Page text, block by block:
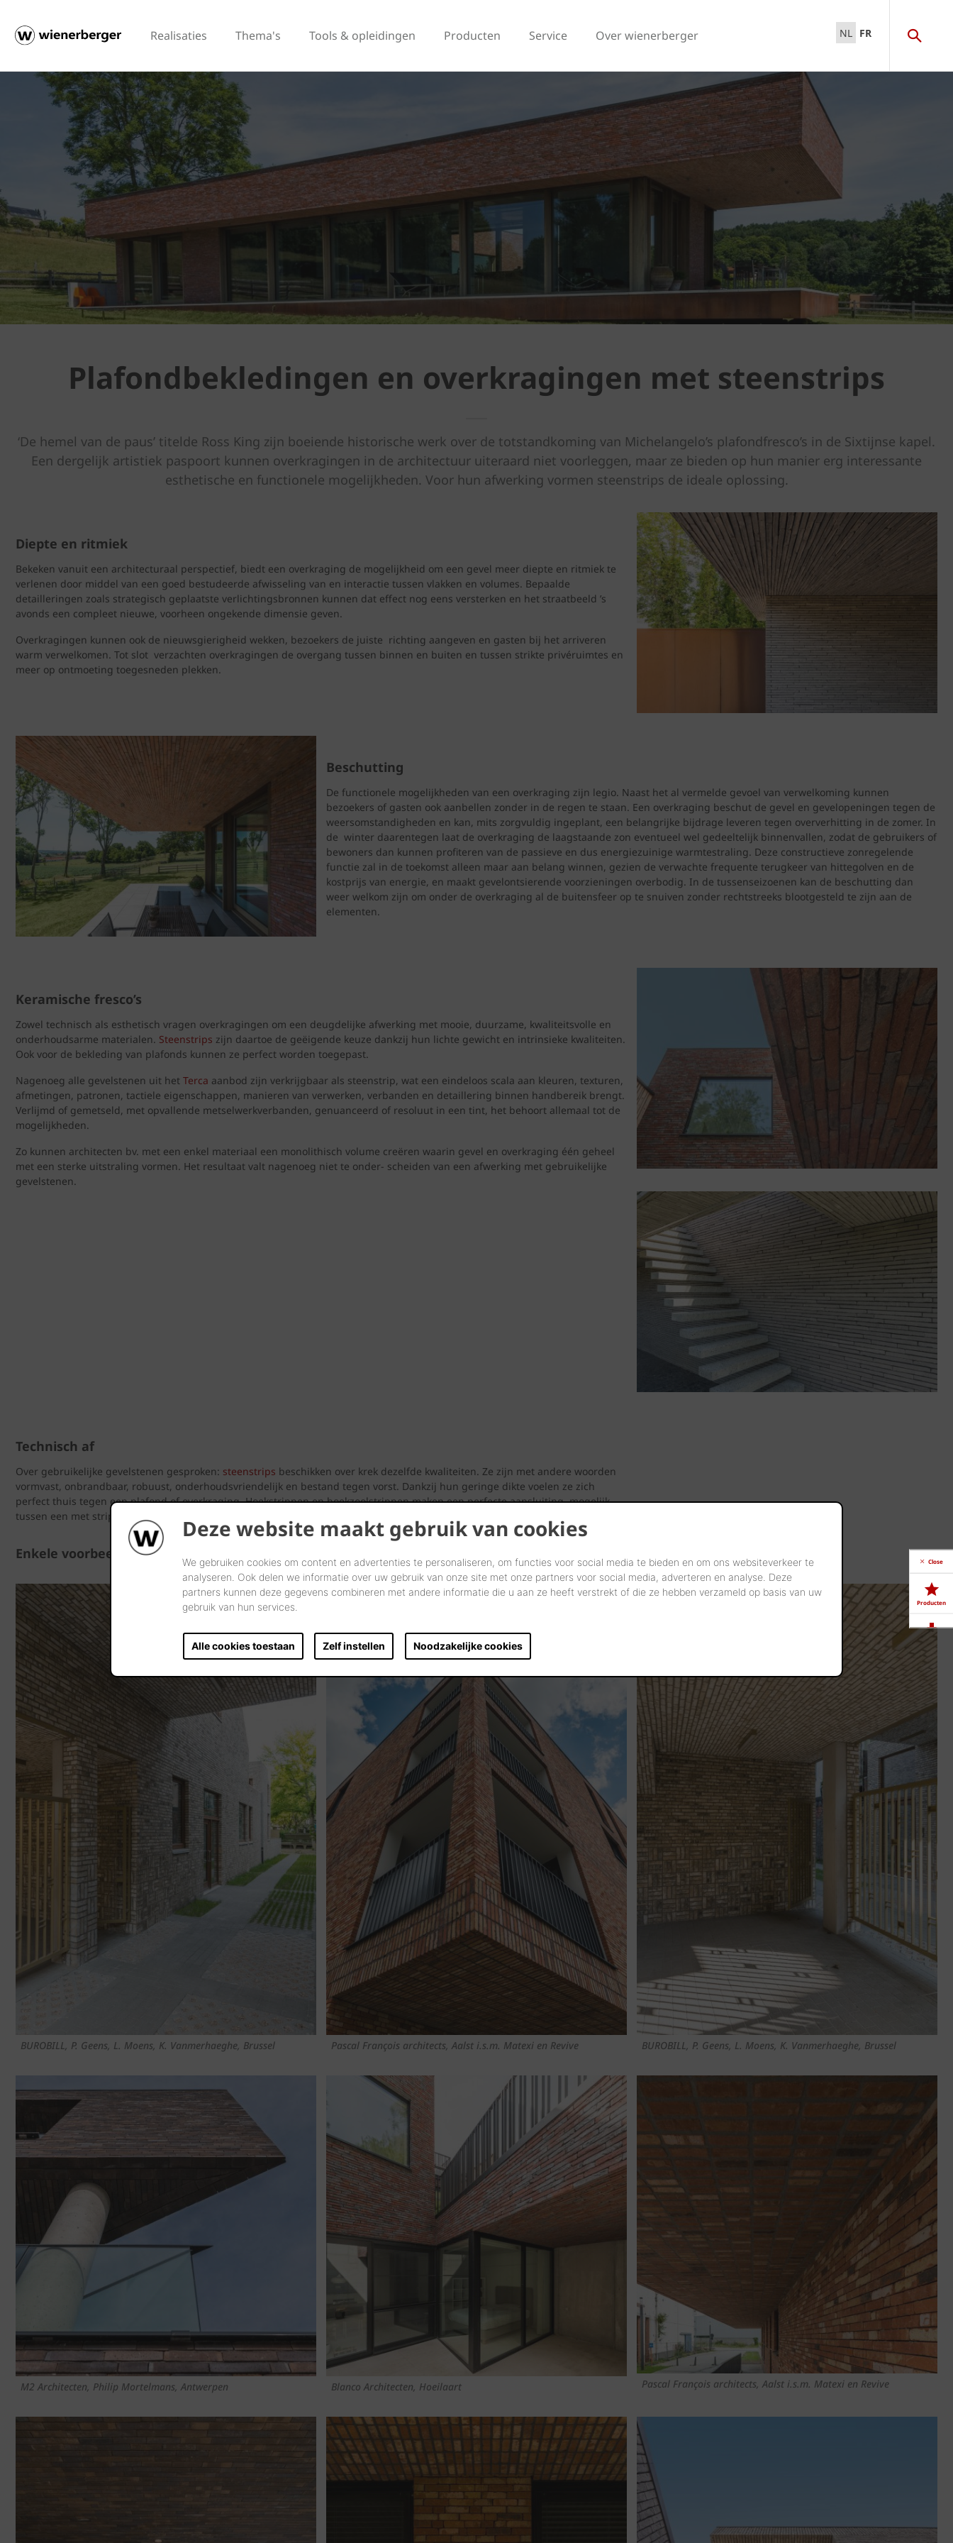
Deze website maakt gebruik van cookies
We gebruiken cookies om content en advertenties te personaliseren, om functies voor social media te bieden en om ons websiteverkeer te
analyseren. Ook delen we informatie over uw gebruik van onze site met onze partners voor social media, adverteren en analyse. Deze
partners kunnen deze gegevens combineren met andere informatie die u aan ze heeft verstrekt of die ze hebben verzameld op basis van uw
gebruik van hun services.
Alle cookies toestaan Zelf instellen Noodzakelijke cookies
Realisaties Thema's Tools & opleidingen Producten Service Over wienerberger NL FR
Plafondbekledingen en overkragingen met steenstrips
‘De hemel van de paus’ titelde Ross King zijn boeiende historische werk over de totstandkoming van Michelangelo’s plafondfresco’s in de Sixtijnse kapel.
Een dergelijk artistiek paspoort kunnen overkragingen in de architectuur uiteraard niet voorleggen, maar ze bieden op hun manier erg interessante
esthetische en functionele mogelijkheden. Voor hun afwerking vormen steenstrips de ideale oplossing.
Diepte en ritmiek
Bekeken vanuit een architecturaal perspectief, biedt een overkraging de mogelijkheid om een gevel meer diepte en ritmiek te
verlenen door middel van een goed bestudeerde afwisseling van en interactie tussen vlakken en volumes. Bepaalde
detailleringen zoals strategisch geplaatste verlichtingsbronnen kunnen dat effect nog eens versterken en het straatbeeld ’s
avonds een compleet nieuwe, voorheen ongekende dimensie geven.
Overkragingen kunnen ook de nieuwsgierigheid wekken, bezoekers de juiste richting aangeven en gasten bij het arriveren
warm verwelkomen. Tot slot verzachten overkragingen de overgang tussen binnen en buiten en tussen strikte privéruimtes en
meer op ontmoeting toegesneden plekken.
Beschutting
De functionele mogelijkheden van een overkraging zijn legio. Naast het al vermelde gevoel van verwelkoming kunnen
bezoekers of gasten ook aanbellen zonder in de regen te staan. Een overkraging beschut de gevel en gevelopeningen tegen de
weersomstandigheden en kan, mits zorgvuldig ingeplant, een belangrijke bijdrage leveren tegen oververhitting in de zomer. In
de winter daarentegen laat de overkraging de laagstaande zon eventueel wel gedeeltelijk binnenvallen, zodat de gebruikers of
bewoners dan kunnen profiteren van de passieve en dus energiezuinige warmtestraling. Deze constructieve zonregelende
functie zal in de toekomst alleen maar aan belang winnen, gezien de verwachte frequente terugkeer van hittegolven en de
kostprijs van energie, en maakt gevelontsierende voorzieningen overbodig. In de tussenseizoenen kan de beschutting dan
weer welkom zijn om onder de overkraging al de buitensfeer op te snuiven zonder rechtstreeks blootgesteld te zijn aan de
elementen.
Keramische fresco’s
Zowel technisch als esthetisch vragen overkragingen om een deugdelijke afwerking met mooie, duurzame, kwaliteitsvolle en
onderhoudsarme materialen. Steenstrips zijn daartoe de geëigende keuze dankzij hun lichte gewicht en intrinsieke kwaliteiten.
Ook voor de bekleding van plafonds kunnen ze perfect worden toegepast.
Nagenoeg alle gevelstenen uit het Terca aanbod zijn verkrijgbaar als steenstrip, wat een eindeloos scala aan kleuren, texturen,
afmetingen, patronen, tactiele eigenschappen, manieren van verwerken, verbanden en detaillering binnen handbereik brengt.
Verlijmd of gemetseld, met opvallende metselwerkverbanden, genuanceerd of resoluut in een tint, het behoort allemaal tot de
mogelijkheden.
Zo kunnen architecten bv. met een enkel materiaal een monolithisch volume creëren waarin gevel en overkraging één geheel
met een sterke uitstraling vormen. Het resultaat valt nagenoeg niet te onder- scheiden van een afwerking met gebruikelijke
gevelstenen.
Technisch af
Over gebruikelijke gevelstenen gesproken: steenstrips beschikken over krek dezelfde kwaliteiten. Ze zijn met andere woorden
vormvast, onbrandbaar, robuust, onderhoudsvriendelijk en bestand tegen vorst. Dankzij hun geringe dikte voelen ze zich
perfect thuis tegen een plafond of overkraging. Hoekstrippen en hoekzoolstrippen maken een perfecte aansluiting mogelijk
tussen een met strippen uitgevoerde gevel en een dito overkraging.
Enkele voorbeelden
BUROBILL, P. Geens, L. Moens, K. Vanmerhaeghe, Brussel Pascal François architects, Aalst i.s.m. Matexi en Revive BUROBILL, P. Geens, L. Moens, K. Vanmerhaeghe, Brussel
M2 Architecten, Philip Mortelmans, Antwerpen Blanco Architecten, Hoeilaart Pascal François architects, Aalst i.s.m. Matexi en Revive
Close
Producten
Downloads